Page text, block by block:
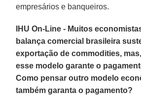
empresários e banqueiros.
IHU On-Line - Muitos
balança comercial brasileira
exportação de commodities,
esse modelo garante o
Como pensar outro modelo
também garanta o pagamento?